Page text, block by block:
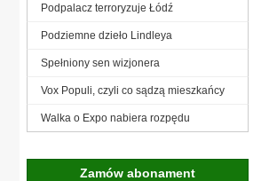
Podpalacz terroryzuje Łódź
Podziemne dzieło Lindleya
Spełniony sen wizjonera
Vox Populi, czyli co sądzą mieszkańcy
Walka o Expo nabiera rozpędu
Zamów abonament